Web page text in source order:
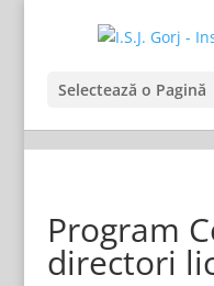
Selectează o Pagină
Program
directori